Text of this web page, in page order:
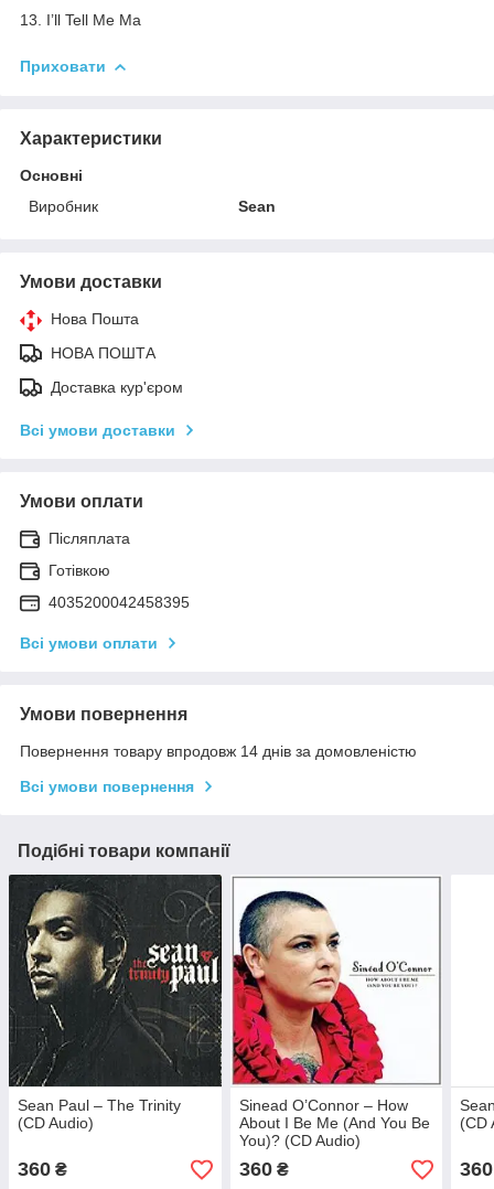
13. I’ll Tell Me Ma
Приховати
Характеристики
Основні
Виробник
Sean
Умови доставки
Нова Пошта
НОВА ПОШТА
Доставка кур'єром
Всі умови доставки
Умови оплати
Післяплата
Готівкою
4035200042458395
Всі умови оплати
Умови повернення
Повернення товару впродовж 14 днів за домовленістю
Всі умови повернення
Подібні товари компанії
Sean Paul – The Trinity
(CD Audio)
360 ₴
Sinead O’Connor – How
About I Be Me (And You Be
You)? (CD Audio)
360₴
(CD
360